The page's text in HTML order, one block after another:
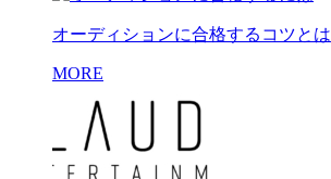
オーディションに合格するコツとは
MORE